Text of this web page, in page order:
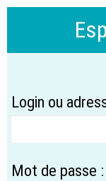
Login ou
Mot de passe :